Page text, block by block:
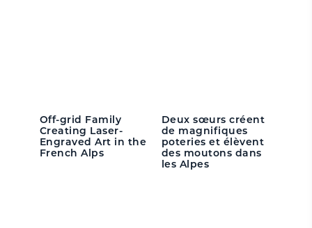
Off-grid Family
Creating Laser-
Engraved Art in the
French Alps
Deux sœurs créent
de magnifiques
poteries et élèvent
des moutons dans
les Alpes